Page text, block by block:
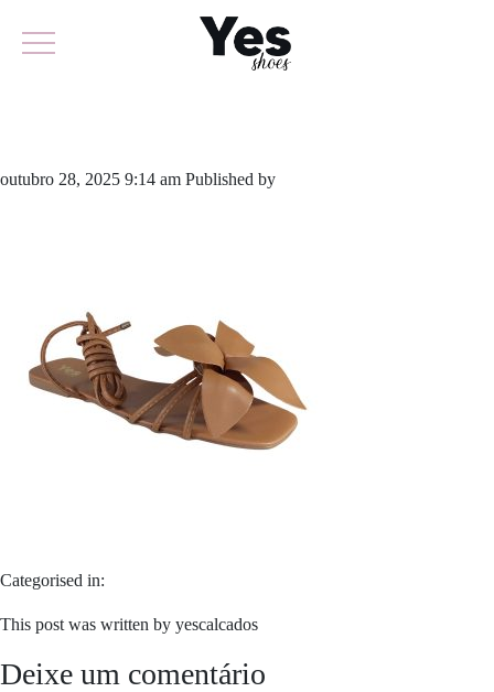
outubro 28, 2025 9:14 am Published by
Categorised in:
This post was written by yescalcados
Deixe um comentário